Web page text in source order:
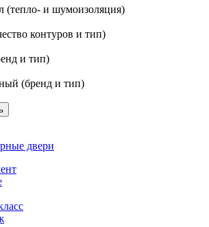
(тепло- и шумоизоляция)
контуров и тип)
и тип)
(бренд и тип)
двери